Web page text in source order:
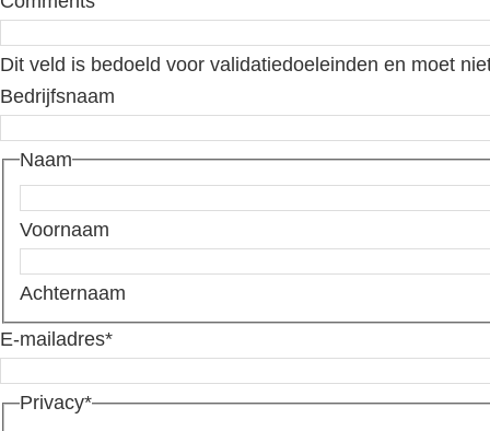
Dit veld is bedoeld voor validatiedoeleinden en moet
Bedrijfsnaam
Naam
Voornaam
Achternaam
E-mailadres*
Privacy*